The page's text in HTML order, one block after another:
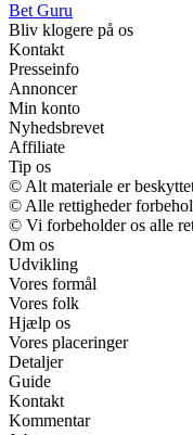
Bet Guru
Bliv klogere på os
Kontakt
Presseinfo
Annoncer
Min konto
Nyhedsbrevet
Affiliate
Tip os
© Alt materiale er
© Alle rettigheder
© Vi forbeholder os alle
Om os
Udvikling
Vores formål
Vores folk
Hjælp os
Vores placeringer
Detaljer
Guide
Kontakt
Kommentar